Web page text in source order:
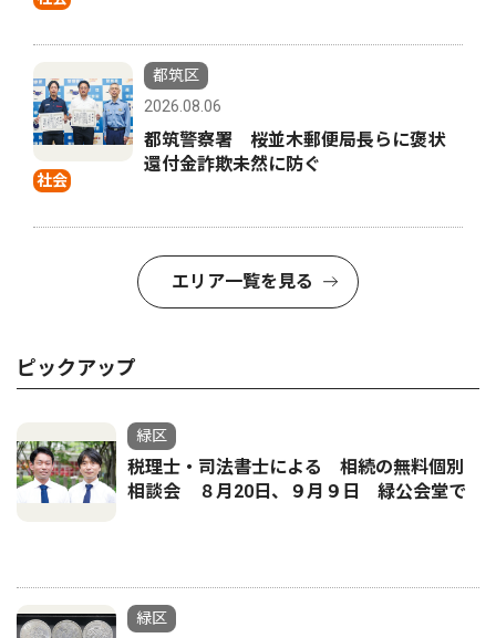
社会
都筑区
2026.08.06
都筑警察署 桜並木郵便局長らに褒状
還付金詐欺未然に防ぐ
エリア一覧を見る
ピックアップ
緑区
税理士・司法書士による 相続の無料個別
相談会 ８月20日、９月９日 緑公会堂で
緑区